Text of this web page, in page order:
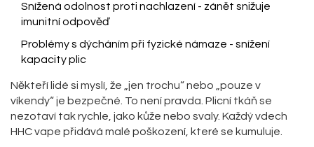
Snížená odolnost proti nachlazení - zánět snižuje
imunitní odpověď
Problémy s dýcháním při fyzické námaze - snížení
kapacity plic
Někteří lidé si myslí, že „jen trochu“ nebo „pouze v
víkendy“ je bezpečné. To není pravda. Plicní tkáň se
nezotaví tak rychle, jako kůže nebo svaly. Každý vdech
HHC vape přidává malé poškození, které se kumuluje.